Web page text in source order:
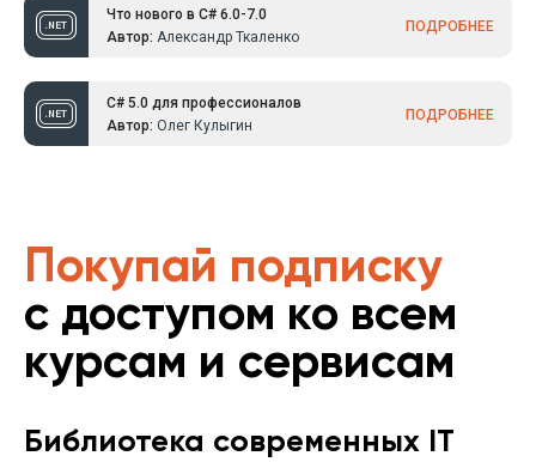
Что нового в C# 6.0-7.0
Автор: Александр Ткаленко
ПОДРОБНЕЕ
C# 5.0 для профессионалов
Автор: Олег Кулыгин
ПОДРОБНЕЕ
Покупай подписку
с доступом ко всем
курсам и сервисам
Библиотека современных IT